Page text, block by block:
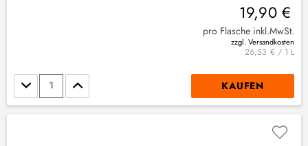
19,90 €
pro Flasche inkl.MwSt.
zzgl. Versandkosten
26,53 € / 1 L
Stückzahl KAUFEN